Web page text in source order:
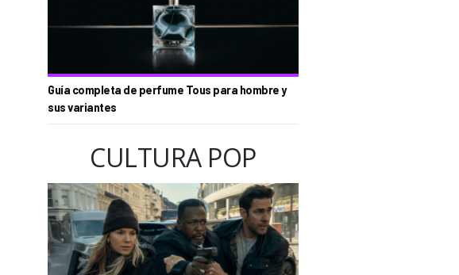
Guía completa de perfume Tous para hombre y
sus variantes
CULTURA POP